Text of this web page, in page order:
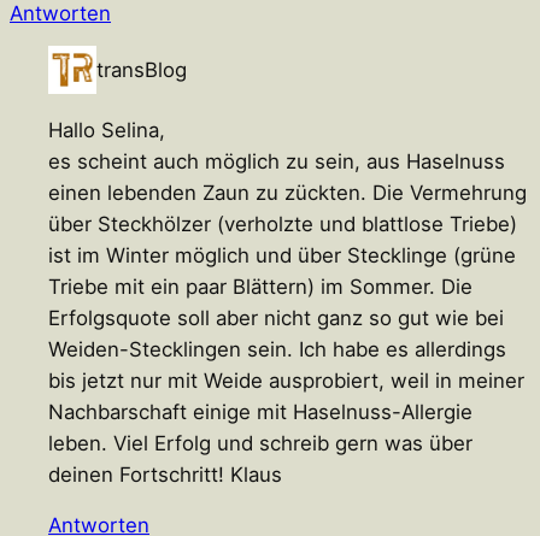
Antworten
transBlog
Hallo Selina,
es scheint auch möglich zu sein, aus Haselnuss
einen lebenden Zaun zu zückten. Die Vermehrung
über Steckhölzer (verholzte und blattlose Triebe)
ist im Winter möglich und über Stecklinge (grüne
Triebe mit ein paar Blättern) im Sommer. Die
Erfolgsquote soll aber nicht ganz so gut wie bei
Weiden-Stecklingen sein. Ich habe es allerdings
bis jetzt nur mit Weide ausprobiert, weil in meiner
Nachbarschaft einige mit Haselnuss-Allergie
leben. Viel Erfolg und schreib gern was über
deinen Fortschritt! Klaus
Antworten